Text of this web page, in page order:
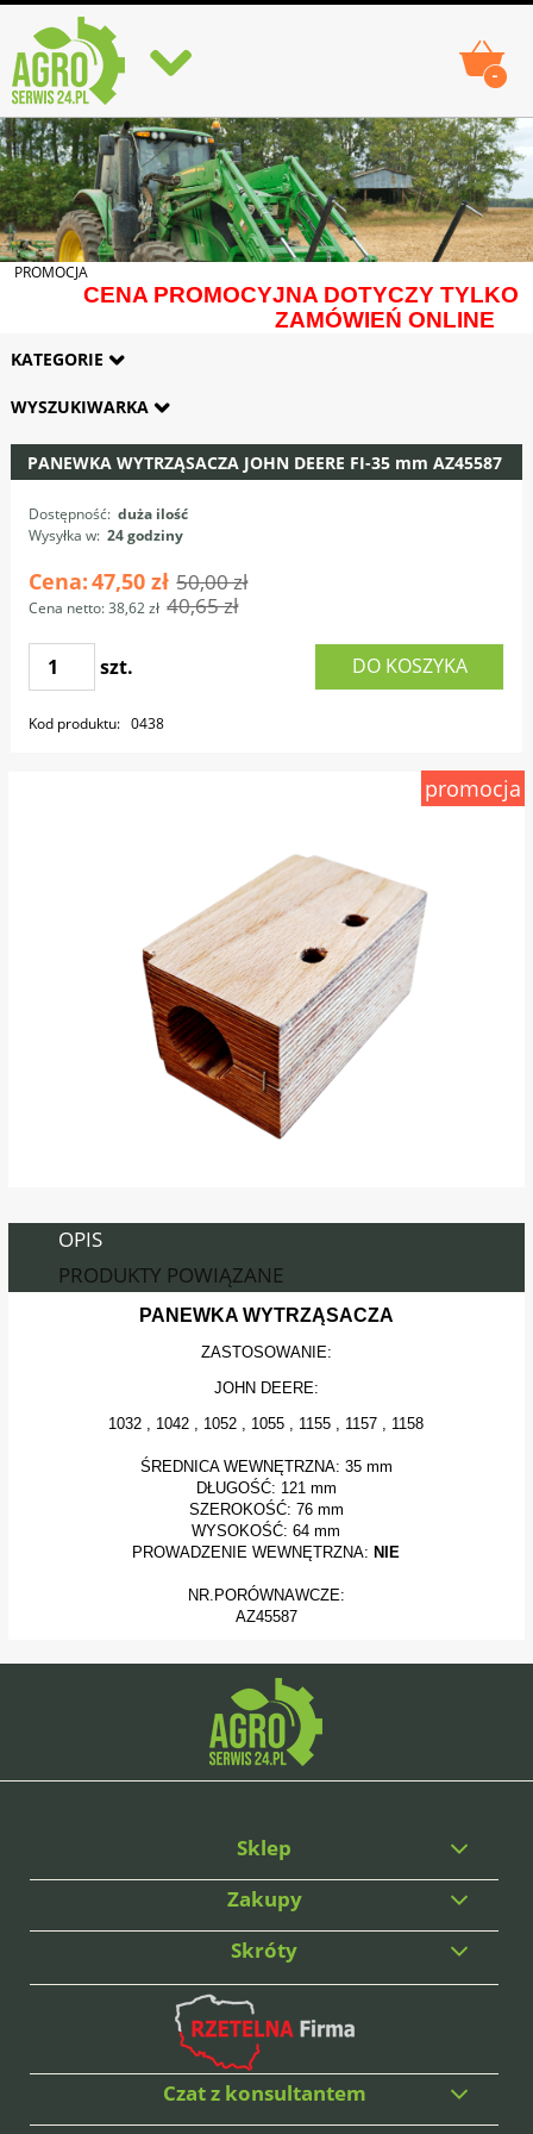
-
PROMOCJA
CENA PROMOCYJNA DOTYCZY TYLKO
ZAMÓWIEŃ ONLINE
KATEGORIE
WYSZUKIWARKA
promocja
PANEWKA WYTRZĄSACZA JOHN DEERE FI-35 mm AZ45587
Dostępność: duża ilość
Wysyłka w: 24 godziny
Cena:47,50 zł 50,00 zł
Cena netto:38,62 zł 40,65 zł
szt. DO KOSZYKA
Kod produktu: 0438
OPIS
PRODUKTY POWIĄZANE
PANEWKA WYTRZĄSACZA
ZASTOSOWANIE:
JOHN DEERE:
1032 , 1042 , 1052 , 1055 , 1155 , 1157 , 1158
ŚREDNICA WEWNĘTRZNA: 35 mm
DŁUGOŚĆ: 121 mm
SZEROKOŚĆ: 76 mm
WYSOKOŚĆ: 64 mm
PROWADZENIE WEWNĘTRZNA: NIE
NR.PORÓWNAWCZE:
AZ45587
Sklep
Zakupy
Skróty
Czat z konsultantem